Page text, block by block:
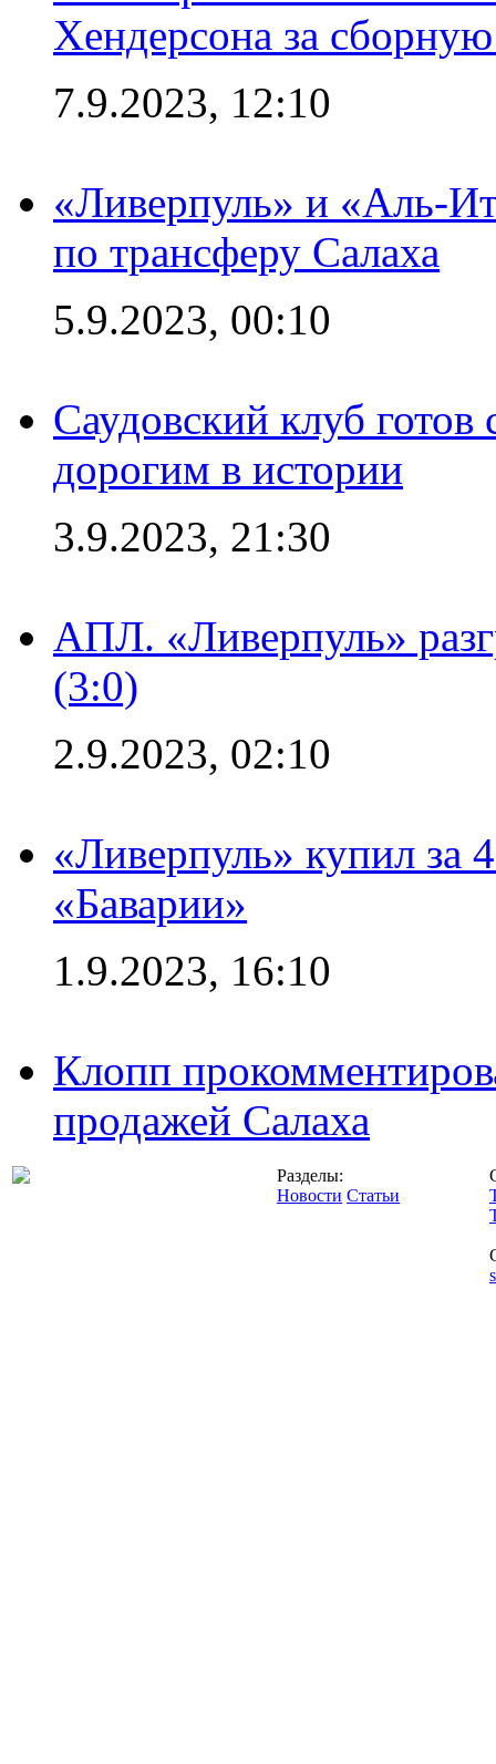
Хендерсона за
7.9.2023, 12:10
«Ливерпуль» и «Аль-
по трансферу Салаха
5.9.2023, 00:10
Саудовский клуб
дорогим в истории
3.9.2023, 21:30
АПЛ. «Ливерпуль»
(3:0)
2.9.2023, 02:10
«Ливерпуль» купил за
«Баварии»
1.9.2023, 16:10
Клопп
продажей Салаха
Разделы:
Новости Статьи